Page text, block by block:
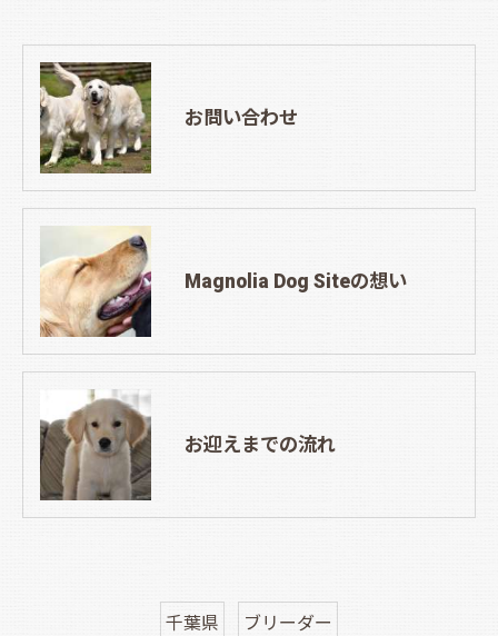
お問い合わせ
Magnolia Dog Siteの想い
お迎えまでの流れ
千葉県 ブリーダー